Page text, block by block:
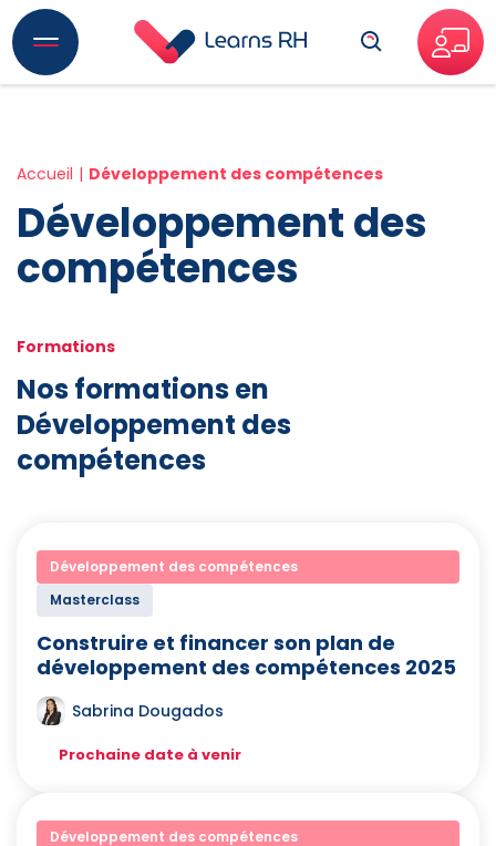
Recherche
Accueil Développement des compétences
Développement des
compétences
Formations
Nos formations en
Développement des
compétences
Développement des compétences
Masterclass
Construire et financer son plan de
développement des compétences 2025
Sabrina Dougados
Prochaine date à venir
Développement des compétences